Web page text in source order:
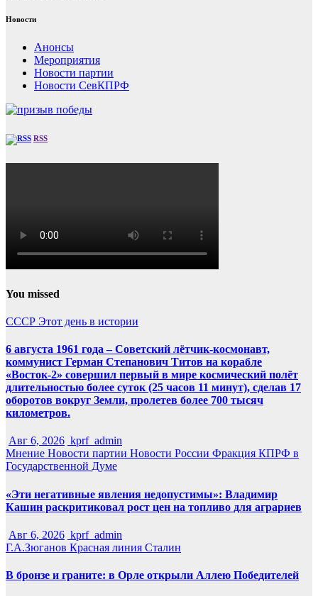
Новости
Анонсы
Мероприятия
Новости партии
Новости СевКПРФ
RSS
You missed
СССР Этот день в истории
6 августа 1961 года – Советский лётчик-космонавт,
коммунист Герман Степанович Титов на корабле
«Восток-2» совершил первый в мире космический полёт
длительностью более суток (25 часов 11 минут), сделав 17
оборотов вокруг Земли, пролетев более 700 тысяч
километров.
Авг 6, 2026 kprf_admin
Мнение Новости партии Новости России Фракция КПРФ в
Государственной Думе
«Эти негативные явления недопустимы»: Владимир
Кашин раскритиковал рост цен на топливо для аграриев
Авг 6, 2026 kprf_admin
Г.А.Зюганов Красная линия Сталин
В бронзе и граните: в Орле открыли Аллею Победителей